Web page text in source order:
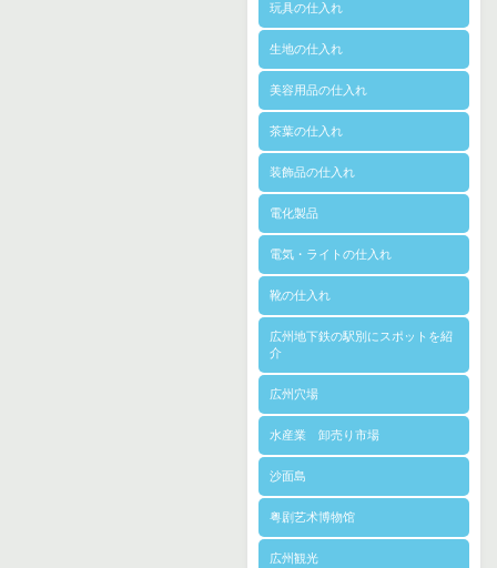
玩具の仕入れ
生地の仕入れ
美容用品の仕入れ
茶葉の仕入れ
装飾品の仕入れ
電化製品
電気・ライトの仕入れ
靴の仕入れ
広州地下鉄の駅別にスポットを紹
介
広州穴場
水産業 卸売り市場
沙面島
粤剧艺术博物馆
広州観光